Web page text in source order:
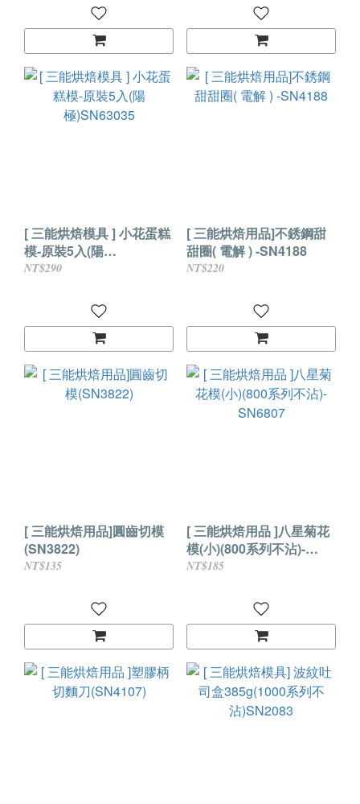
[ 三能烘焙模具 ] 小花蛋糕
模-原裝5入(陽
極)SN63035
NT$290
[ 三能烘焙用品]不銹鋼甜
甜圈( 電解 ) -SN4188
NT$220
[ 三能烘焙用品]圓齒切模
(SN3822)
NT$135
[ 三能烘焙用品 ]八星菊花
模(小)(800系列不沾)-
SN6807
NT$185